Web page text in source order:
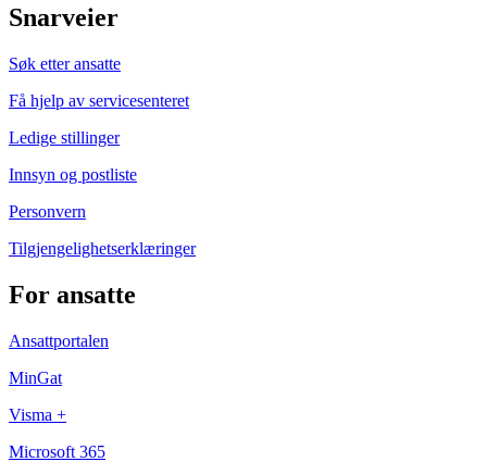
Snarveier
Søk etter ansatte
Få hjelp av servicesenteret
Ledige stillinger
Innsyn og postliste
Personvern
Tilgjengelighetserklæringer
For ansatte
Ansattportalen
MinGat
Visma +
Microsoft 365